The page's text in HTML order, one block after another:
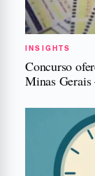
INSIGHTS
Concurso
Minas Gerais